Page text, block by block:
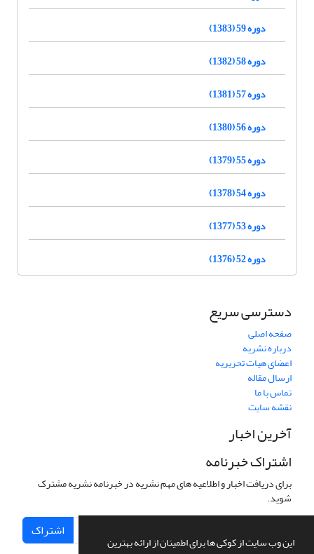
این وب سایت از کوکی ها برای اطمینان از ارائه بهترین
دوره 59 (1383)
دوره 58 (1382)
دوره 57 (1381)
دوره 56 (1380)
دوره 55 (1379)
دوره 54 (1378)
دوره 53 (1377)
دوره 52 (1376)
دسترسی سریع
صفحه اصلی
درباره نشریه
اعضای هیات تحریریه
ارسال مقاله
تماس با ما
نقشه سایت
آخرین اخبار
اشتراک خبرنامه
برای دریافت اخبار و اطلاعیه های مهم نشریه در خبرنامه نشریه مشترک
شوید.
اشتراک